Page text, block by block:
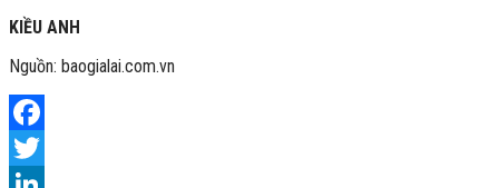
KIỀU ANH
Nguồn: baogialai.com.vn
Facebook
Twitter